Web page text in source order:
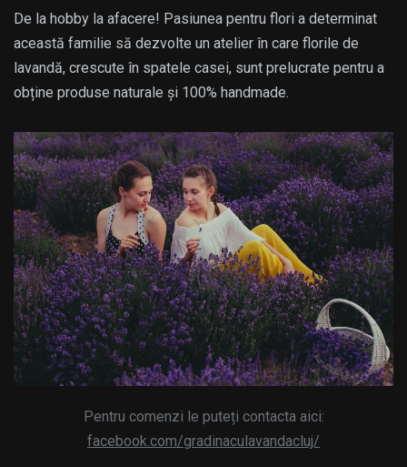
De la hobby la afacere! Pasiunea pentru flori a determinat
această familie să dezvolte un atelier în care florile de
lavandă, crescute în spatele casei, sunt prelucrate pentru a
obține produse naturale și 100% handmade.
Pentru comenzi le puteți contacta aici:
facebook.com/gradinaculavandacluj/